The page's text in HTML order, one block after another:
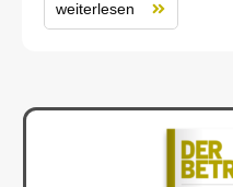
weiterlesen